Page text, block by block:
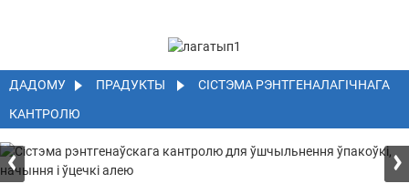
ДАДОМУ ПРАДУКТЫ
СІСТЭМА РЭНТГЕНАЛАГІЧНАГА
КАНТРОЛЮ